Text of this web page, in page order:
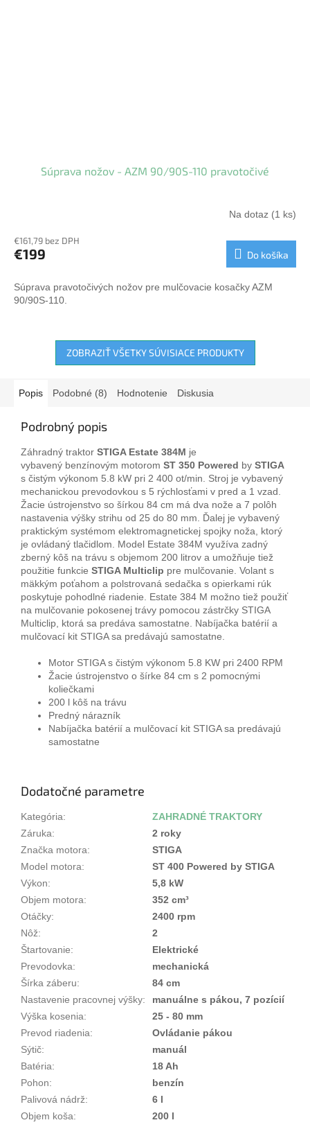
Súprava nožov - AZM 90/90S-110 pravotočivé
Na dotaz (1 ks)
€161,79 bez DPH
€199 Do košíka
Súprava pravotočivých nožov pre mulčovacie kosačky AZM
90/90S-110.
ZOBRAZIŤ VŠETKY SÚVISIACE PRODUKTY
Popis Podobné (8) Hodnotenie Diskusia
Podrobný popis
Záhradný traktor STIGA Estate 384M je
vybavený benzínovým motorom ST 350 Powered by STIGA
s čistým výkonom 5.8 kW pri 2 400 ot/min. Stroj je vybavený
mechanickou prevodovkou s 5 rýchlosťami v pred a 1 vzad.
Žacie ústrojenstvo so šírkou 84 cm má dva nože a 7 polôh
nastavenia výšky strihu od 25 do 80 mm. Ďalej je vybavený
praktickým systémom elektromagnetickej spojky noža, ktorý
je ovládaný tlačidlom. Model Estate 384M využíva zadný
zberný kôš na trávu s objemom 200 litrov a umožňuje tiež
použitie funkcie STIGA Multiclip pre mulčovanie. Volant s
mäkkým poťahom a polstrovaná sedačka s opierkami rúk
poskytuje pohodlné riadenie. Estate 384 M možno tiež použiť
na mulčovanie pokosenej trávy pomocou zástrčky STIGA
Multiclip, ktorá sa predáva samostatne. Nabíjačka batérií a
mulčovací kit STIGA sa predávajú samostatne.
Motor STIGA s čistým výkonom 5.8 KW pri 2400 RPM
Žacie ústrojenstvo o šírke 84 cm s 2 pomocnými
koliečkami
200 l kôš na trávu
Predný nárazník
Nabíjačka batérií a mulčovací kit STIGA sa predávajú
samostatne
Dodatočné parametre
Kategória:
ZAHRADNÉ TRAKTORY
Záruka:
2 roky
Značka motora:
STIGA
Model motora:
ST 400 Powered by STIGA
Výkon:
5,8 kW
Objem motora:
352 cm³
Otáčky:
2400 rpm
Nôž:
2
Štartovanie:
Elektrické
Prevodovka:
mechanická
Šírka záberu:
84 cm
Nastavenie pracovnej výšky:
manuálne s pákou, 7 pozícií
Výška kosenia:
25 - 80 mm
Prevod riadenia:
Ovládanie pákou
Sýtič:
manuál
Batéria:
18 Ah
Pohon:
benzín
Palivová nádrž:
6 l
Objem koša:
200 l